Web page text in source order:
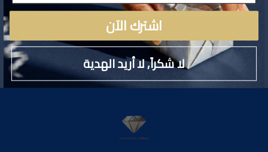
اشترك الآن
لا شكراً, لا أريد الهدية